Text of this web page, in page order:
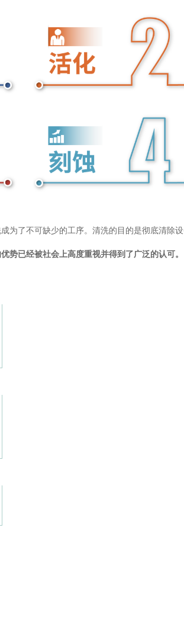
了不可缺少的工序。清洗的目的是彻底清除
势已经被社会上高度重视并得到了广泛的认可。